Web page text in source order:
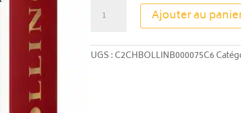
Special
Cuvée
Ajouter au
UGS :C2CHBOLLINB000075C6